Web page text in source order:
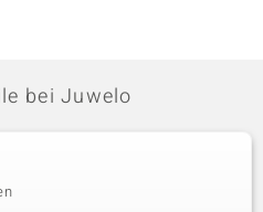
bei Juwelo